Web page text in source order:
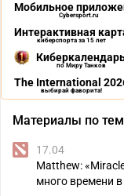
Мобильное
Cybersport.ru
Интерактивная
киберспорта за 15 лет
по Миру Танков
The International
выбирай фаворита!
Материалы по
17.04
Matthew:
много времени в